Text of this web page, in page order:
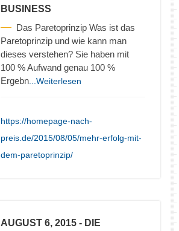
BUSINESS
Das Paretoprinzip Was ist das
Paretoprinzip und wie kann man
dieses verstehen? Sie haben mit
100 % Aufwand genau 100 %
Ergebn ...Weiterlesen
https://homepage-nach-
preis.de/2015/08/05/mehr-erfolg-mit-
dem-paretoprinzip/
AUGUST 6, 2015 - DIE